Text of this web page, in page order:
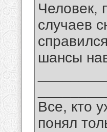
Человек,
случаев
шансы
Все, кто
понял